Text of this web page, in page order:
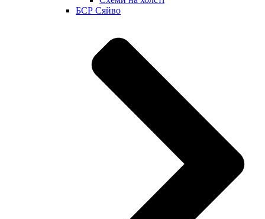
БСР Сяйво